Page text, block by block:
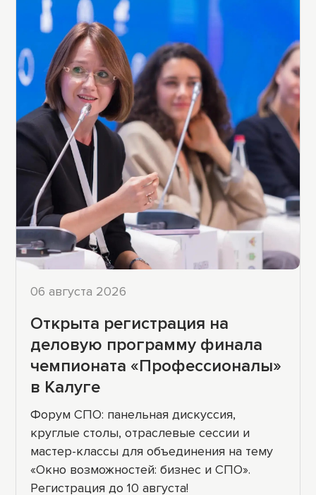
06 августа 2026
Открыта регистрация на
деловую программу финала
чемпионата «Профессионалы»
в Калуге
Форум СПО: панельная дискуссия,
круглые столы, отраслевые сессии и
мастер-классы для объединения на тему
«Окно возможностей: бизнес и СПО».
Регистрация до 10 августа!